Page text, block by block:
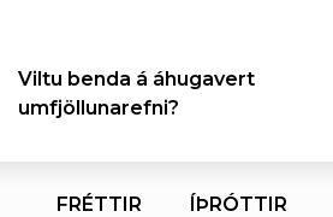
Viltu benda á áhugavert
umfjöllunarefni?
FRÉTTIR ÍÞRÓTTIR